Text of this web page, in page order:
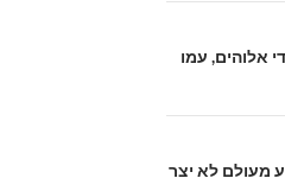
אלוהים, עמו
מעולם לא יצר